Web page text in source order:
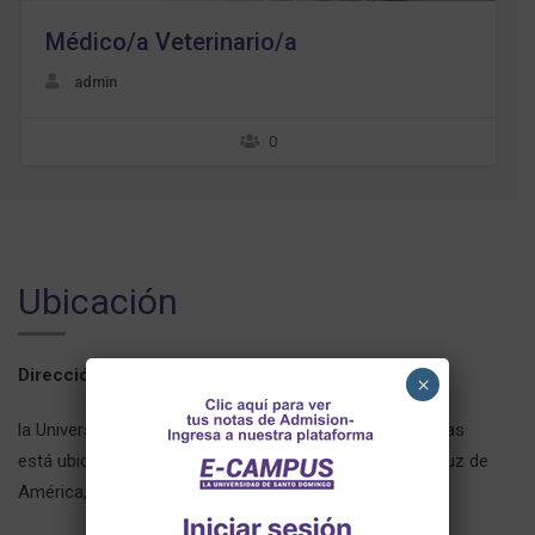
Ubicación
Dirección:
la Universidad Púbica de Santo Domingo de los Tsáchilas
está ubicada en el Cantón Santo Domingo, parroquia Luz de
América, Km 27 Via Quevedo, Ecuador.
×